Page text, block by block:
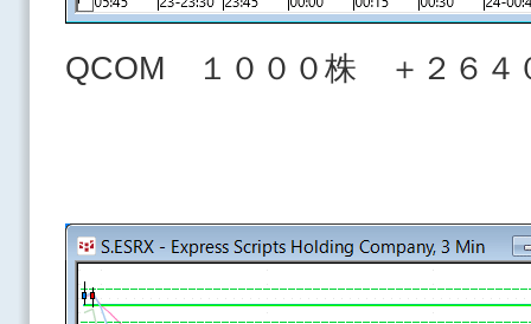
QCOM １０００株 ＋２６４